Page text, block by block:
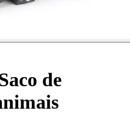
de